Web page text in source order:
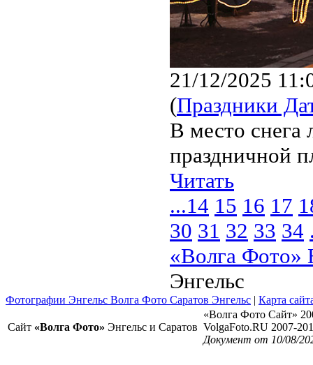
21/12/2025
(Праздники
В место снега
праздничной
Читать
...14 15 16 17
30 31 32 33 34
«Волга Фото»
Энгельс
Фотографии Энгельс Волга Фото Саратов Энгельс | Карта
Сайт «Волга Фото» Энгельс и Саратов
«Волга Фото Сайт»
VolgaFoto.RU 2007-
Документ от 10/08/